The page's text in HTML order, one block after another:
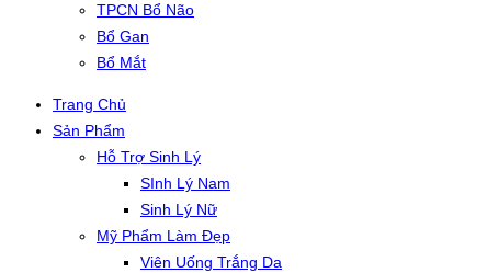
TPCN Bổ Não
Bổ Gan
Bổ Mắt
Trang Chủ
Sản Phẩm
Hỗ Trợ Sinh Lý
SInh Lý Nam
Sinh Lý Nữ
Mỹ Phẩm Làm Đẹp
Viên Uống Trắng Da